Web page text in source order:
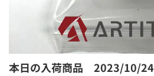
本日の入荷商品 2023/10/24